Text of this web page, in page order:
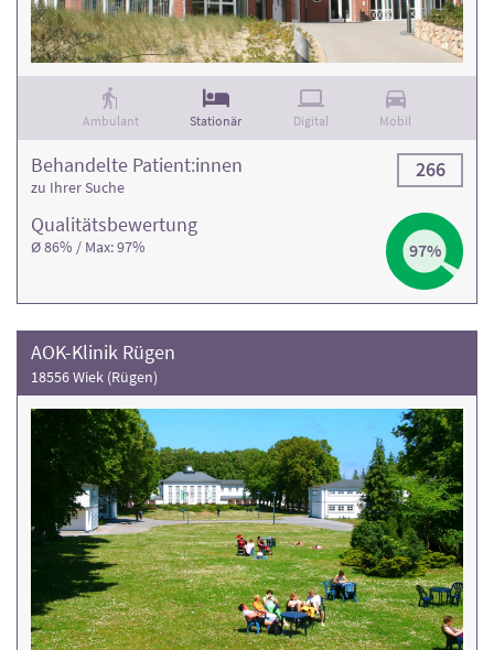
Ambulant Stationär Digital Mobil
Qualitäts­bewertung
Ø 86% / Max: 97% 97%
Behandelte Patient:innen
zu Ihrer Suche
266
AOK-Klinik Rügen
18556 Wiek (Rügen)